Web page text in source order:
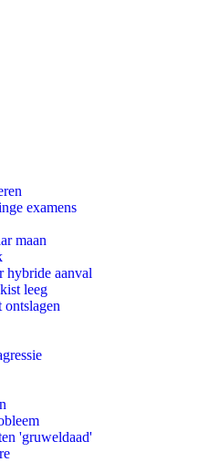
examens
maan
hybride aanval
leeg
ontslagen
'gruweldaad'